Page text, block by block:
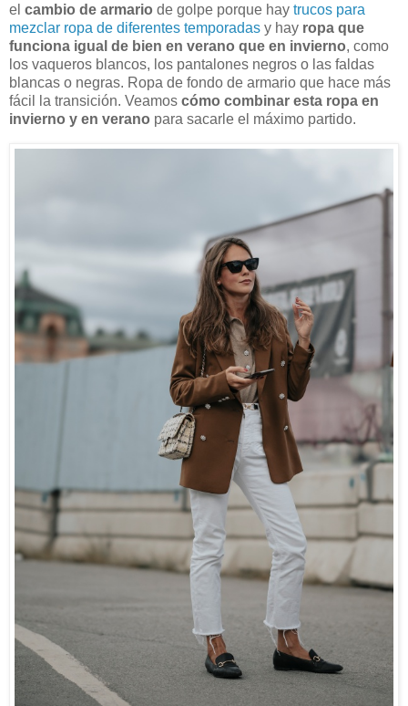
el cambio de armario de golpe porque hay trucos para
mezclar ropa de diferentes temporadas y hay ropa que
funciona igual de bien en verano que en invierno, como
los vaqueros blancos, los pantalones negros o las faldas
blancas o negras. Ropa de fondo de armario que hace más
fácil la transición. Veamos cómo combinar esta ropa en
invierno y en verano para sacarle el máximo partido.